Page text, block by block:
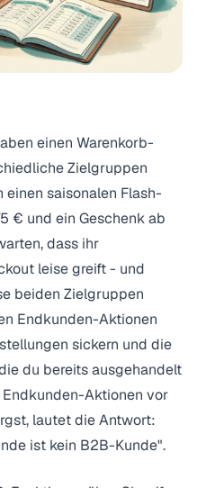
einen Warenkorb-
Zielgruppen
saisonalen Flash-
€ und ein Geschenk ab
dass ihr
leise greift - und
beiden Zielgruppen
Endkunden-Aktionen
sickern und die
du bereits ausgehandelt
Aktionen vor
lautet die Antwort:
ist kein B2B-Kunde".